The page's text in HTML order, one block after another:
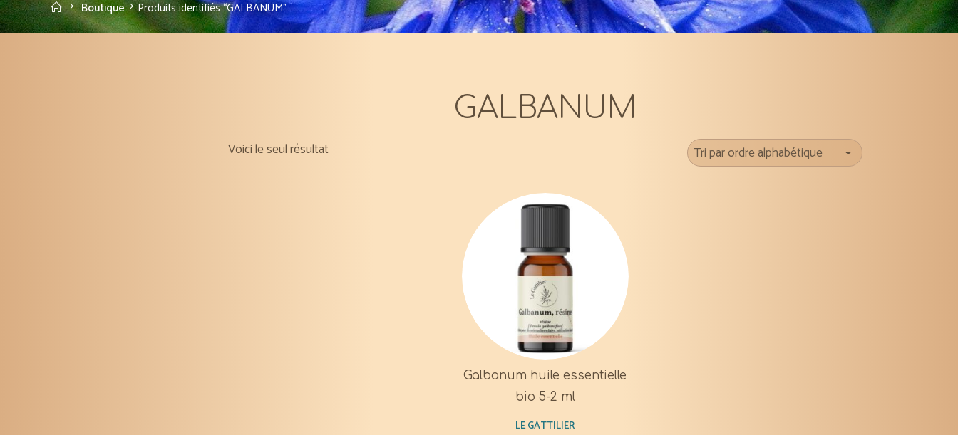
AccueilBoutique Produits identifiés “GALBANUM”
GALBANUM
Voici le seul résultat
Galbanum huile essentielle
bio 5-2 ml
LE GATTILIER